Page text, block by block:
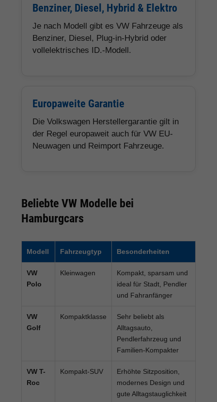
Benziner, Diesel, Hybrid & Elektro
Je nach Modell gibt es VW Fahrzeuge als
Benziner, Diesel, Plug-in-Hybrid oder
vollelektrisches ID.-Modell.
Europaweite Garantie
Die Volkswagen Herstellergarantie gilt in
der Regel europaweit auch für VW EU-
Neuwagen und Reimport Fahrzeuge.
Beliebte VW Modelle bei
Hamburgcars
Modell Fahrzeugtyp Besonderheiten
VW
Polo
Kleinwagen
Kompakt, sparsam und
ideal für Stadt, Pendler
und Fahranfänger
VW
Golf
Kompaktklasse
Sehr beliebt als
Alltagsauto,
Pendlerfahrzeug und
Familien-Kompakter
VW T-
Roc
Kompakt-SUV
Erhöhte Sitzposition,
modernes Design und
gute Alltagstauglichkeit